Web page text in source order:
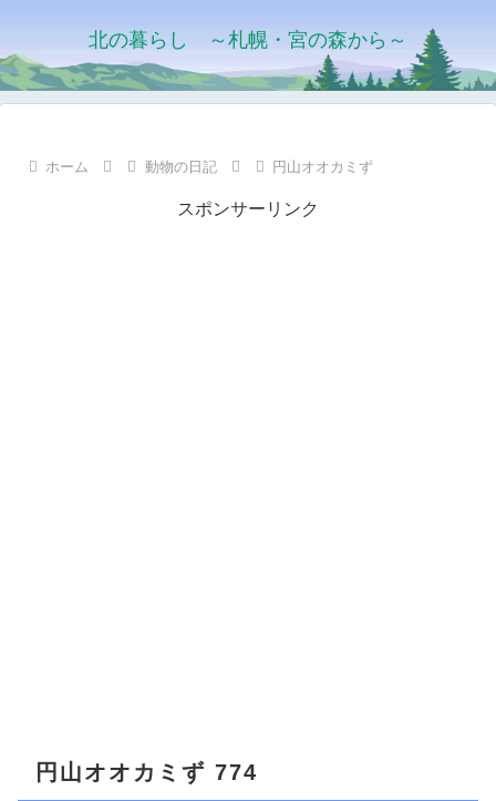
北の暮らし ～札幌・宮の森から～
ホーム 動物の日記 円山オオカミず
スポンサーリンク
円山オオカミず 774